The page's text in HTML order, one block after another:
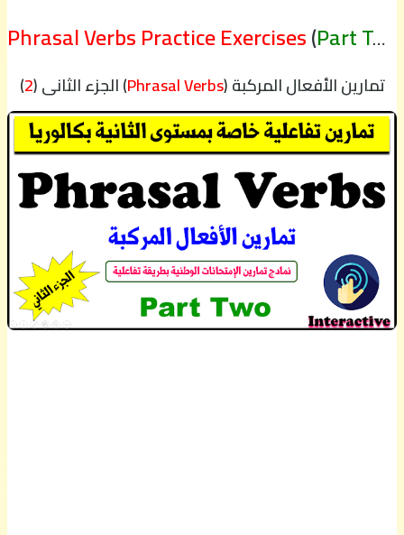
Phrasal Verbs Practice Exercises(Part Two
تمارين الأفعال المركبة (Phrasal Verbs) الجزء الثاني (2
)